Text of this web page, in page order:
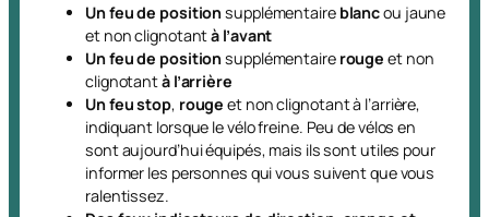
Un feu de positionsupplémentaire blancou jaune
et non clignotantà l’avant
Un feu de positionsupplémentaire rouge et non
clignotantà l’arrière
Un feu stop, rouge et non clignotant à l’arrière,
indiquant lorsque le vélo freine. Peu de vélos en
sont aujourd’hui équipés, mais ils sont utiles pour
informer les personnes qui vous suivent que vous
ralentissez.